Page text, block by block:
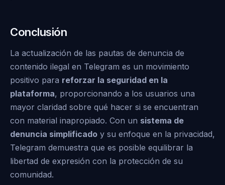
Conclusión
La actualización de las pautas de denuncia de
contenido ilegal en Telegram es un movimiento
positivo para reforzar la seguridad en la
plataforma, proporcionando a los usuarios una
mayor claridad sobre qué hacer si se encuentran
con material inapropiado. Con un sistema de
denuncia simplificado y su enfoque en la privacidad,
Telegram demuestra que es posible equilibrar la
libertad de expresión con la protección de su
comunidad.